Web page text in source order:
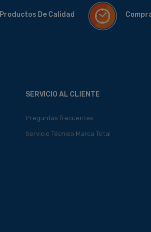
Productos De Calidad
SERVICIO AL CLIENTE
Preguntas frecuentes
Servicio Técnico Marca Total